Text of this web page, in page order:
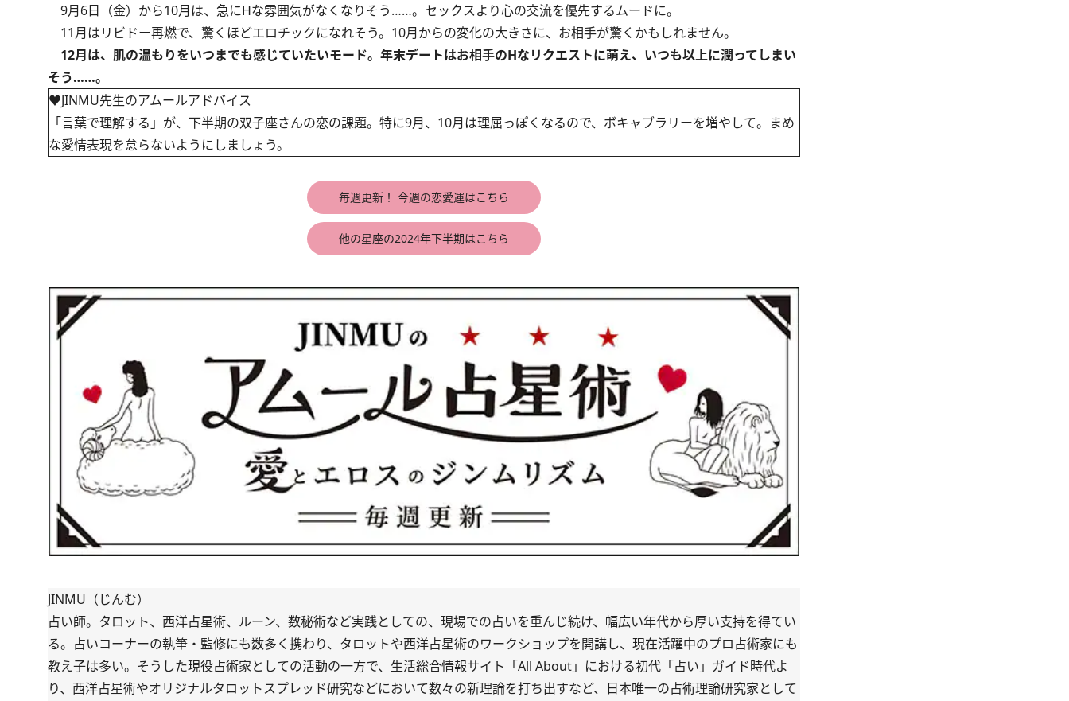
9月6日（金）から10月は、急にHな雰囲気がなくなりそう……。セックスより心の交流を優先するムードに。
11月はリビドー再燃で、驚くほどエロチックになれそう。10月からの変化の大きさに、お相手が驚くかもしれません。
12月は、肌の温もりをいつまでも感じていたいモード。年末デートはお相手のHなリクエストに萌え、いつも以上に潤ってしまい
そう……。
♥JINMU先生のアムールアドバイス
「言葉で理解する」が、下半期の双子座さんの恋の課題。特に9月、10月は理屈っぽくなるので、ボキャブラリーを増やして。まめ
な愛情表現を怠らないようにしましょう。
毎週更新！ 今週の恋愛運はこちら
他の星座の2024年下半期はこちら
JINMU（じんむ）
占い師。タロット、西洋占星術、ルーン、数秘術など実践としての、現場での占いを重んじ続け、幅広い年代から厚い支持を得てい
る。占いコーナーの執筆・監修にも数多く携わり、タロットや西洋占星術のワークショップを開講し、現在活躍中のプロ占術家にも
教え子は多い。そうした現役占術家としての活動の一方で、生活総合情報サイト「All About」における初代「占い」ガイド時代よ
り、西洋占星術やオリジナルタロットスプレッド研究などにおいて数々の新理論を打ち出すなど、日本唯一の占術理論研究家として